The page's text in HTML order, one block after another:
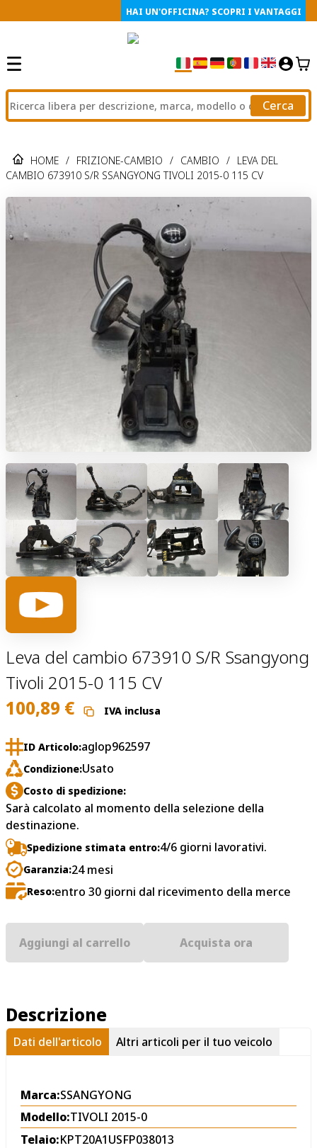
HAI UN'OFFICINA? SCOPRI I VANTAGGI
Cerca
HOME / FRIZIONE-CAMBIO / CAMBIO / LEVA DEL
CAMBIO 673910 S/R SSANGYONG TIVOLI 2015-0 115 CV
Leva del cambio 673910 S/R Ssangyong
Tivoli 2015-0 115 CV
100,89 € IVA inclusa
ID Articolo:aglop962597
Condizione:Usato
Costo di spedizione:
Sarà calcolato al momento della selezione della
destinazione.
Spedizione stimata entro:4/6 giorni lavorativi.
Garanzia:24 mesi
Reso:entro 30 giorni dal ricevimento della merce
Aggiungi al carrello Acquista ora
Descrizione
Dati dell'articolo Altri articoli per il tuo veicolo
Marca:SSANGYONG
Modello:TIVOLI 2015-0
Telaio:KPT20A1USFP038013